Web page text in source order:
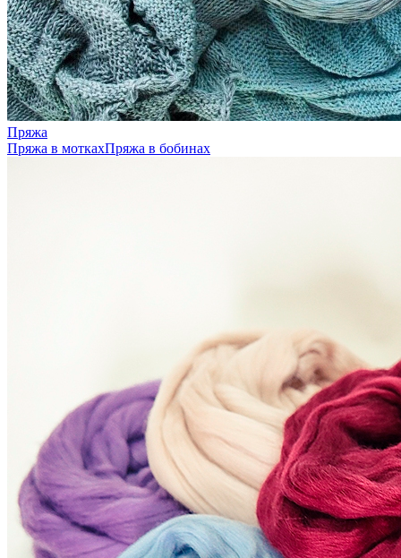
Пряжа
Пряжа в моткахПряжа в бобинах